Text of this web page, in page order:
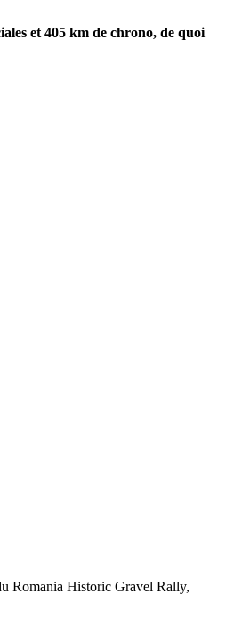
et 405 km de chrono, de quoi
Romania Historic Gravel Rally,